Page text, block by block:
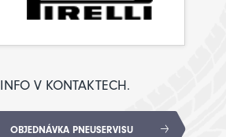
V KONTAKTECH.
OBJEDNÁVKA PNEUSERVISU